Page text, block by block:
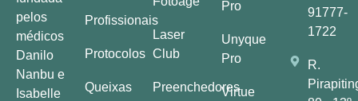
pelos
médicos
Danilo
Nanbu e
Isabelle
Profissionais
Protocolos
Queixas
Laser
Club
Preenchedores
Pro
Unyque
Pro
Virtue
91777-
1722
R.